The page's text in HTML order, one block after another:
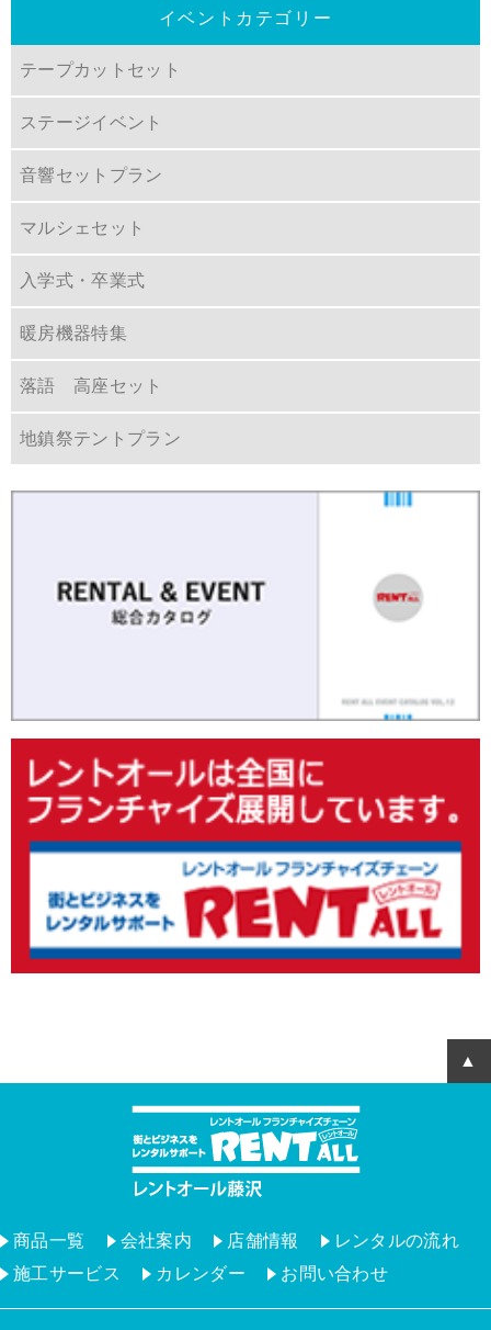
イベントカテゴリー
テープカットセット
ステージイベント
音響セットプラン
マルシェセット
入学式・卒業式
暖房機器特集
落語 高座セット
地鎮祭テントプラン
商品一覧 会社案内 店舗情報
レンタルの流れ
施工サービス
カレンダー お問い合わせ